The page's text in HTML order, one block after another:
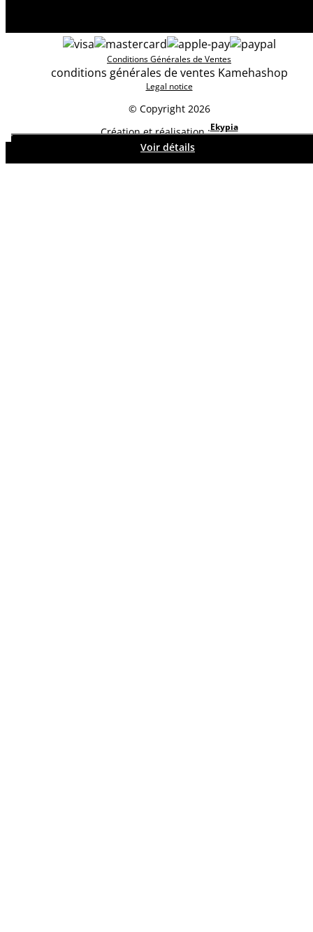
Pré-commander
Voir détails
Voir détails
Voir détails
Voir détails
Voir détails
Voir détails
Voir détails
Voir détails
Voir détails
© Copyright 2026
Conditions Générales de Ventes
conditions générales de ventes Kamehashop
Legal notice
Création et réalisation :Ekypia
Retour en haut